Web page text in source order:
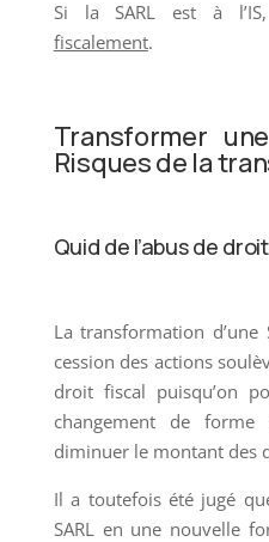
Si la SARL est à
fiscalement.
Transformer
Risques de la
Quid de l’abus de
La transformation d’une
cession des actions
droit fiscal puisqu’on
changement de
diminuer le montant des
Il a toutefois été jugé
SARL en une nouvelle